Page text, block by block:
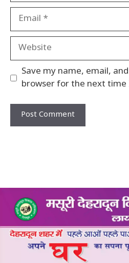
Email
Website
Save my name, email,
browser for the next time